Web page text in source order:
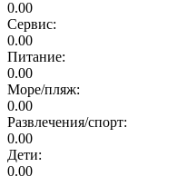
0.00
Сервис:
0.00
Питание:
0.00
Море/пляж:
0.00
Развлечения/спорт:
0.00
Дети:
0.00